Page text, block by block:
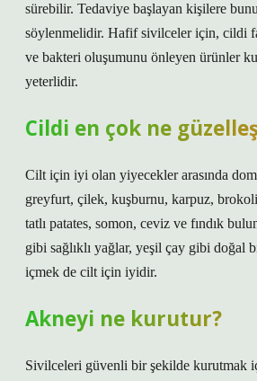
sürebilir. Tedaviye başlayan kişilere
söylenmelidir. Hafif sivilceler için, cildi
ve bakteri oluşumunu önleyen ürünler
yeterlidir.
Cildi en çok ne
Cilt için iyi olan yiyecekler arasında
greyfurt, çilek, kuşburnu, karpuz,
tatlı patates, somon, ceviz ve fındık
gibi sağlıklı yağlar, yeşil çay gibi doğal
içmek de cilt için iyidir.
Akneyi ne kurutur?
Sivilceleri güvenli bir şekilde kurutmak